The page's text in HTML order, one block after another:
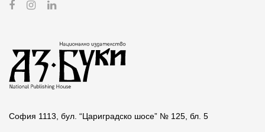
София 1113, бул. “Цариградско шосе” № 125, бл. 5